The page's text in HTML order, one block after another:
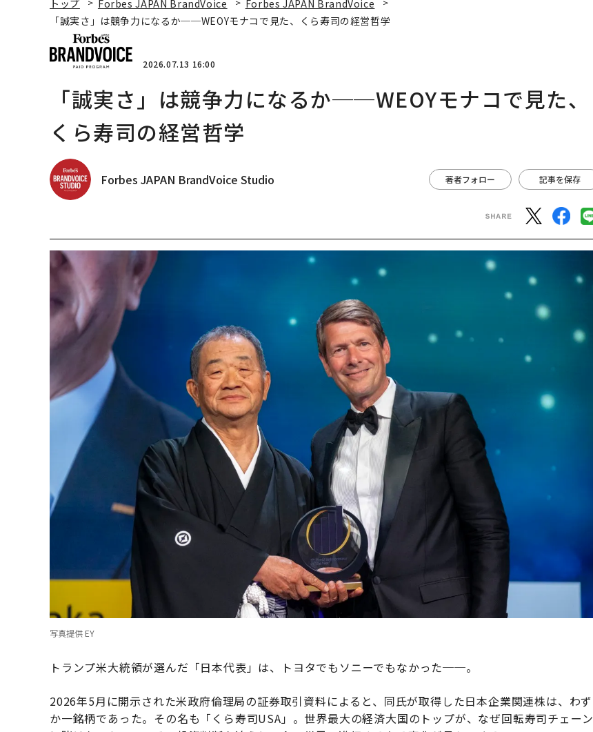
トップ Forbes JAPAN BrandVoice
Forbes JAPAN BrandVoice
「誠実さ」は競争力になるか──WEOYモナコで見た、くら寿司の経営哲学
2026.07.13 16:00
「誠実さ」は競争力になるか──WEOYモナコで見た、
くら寿司の経営哲学
Forbes JAPAN BrandVoice Studio 著者フォロー 記事を保存
写真提供 EY
トランプ米大統領が選んだ「日本代表」は、トヨタでもソニーでもなかった──。
2026年5月に開示された米政府倫理局の証券取引資料によると、同氏が取得した日本企業関連株は、わず
か一銘柄であった。その名も「くら寿司USA」。世界最大の経済大国のトップが、なぜ回転寿司チェーン